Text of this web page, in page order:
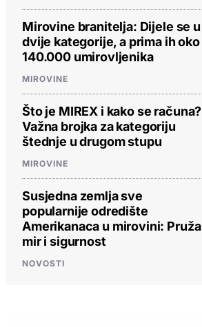
Mirovine branitelja: Dijele se u
dvije kategorije, a prima ih oko
140.000 umirovljenika
MIROVINE
Što je MIREX i kako se računa?
Važna brojka za kategoriju
štednje u drugom stupu
MIROVINE
Susjedna zemlja sve
popularnije odredište
Amerikanaca u mirovini: Pruža
mir i sigurnost
NOVOSTI